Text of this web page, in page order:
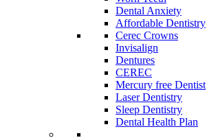
Dental Anxiety
Affordable Dentistry
Cerec Crowns
Invisalign
Dentures
CEREC
Mercury free Dentist
Laser Dentistry
Sleep Dentistry
Dental Health Plan